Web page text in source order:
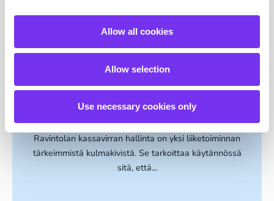
Allow all cookies
Allow selection
Use necessary cookies only
Lue myös nämä
Ravintolan kassavirran hallinta –
näin varmistat kannattavuuden
Ravintolan kassavirran hallinta on yksi liiketoiminnan
tärkeimmistä kulmakivistä. Se tarkoittaa käytännössä
sitä, että...